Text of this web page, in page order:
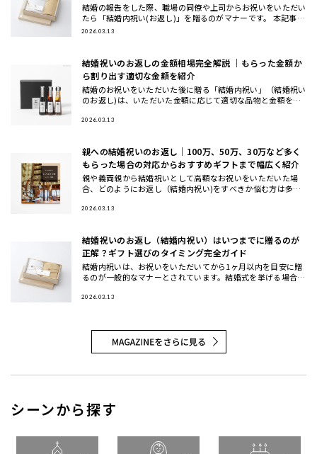
結婚の報告をした際、職場の同僚や上司からお祝いをいただい
たら「結婚内祝い(お返し)」を贈るのがマナーです。 本記事で
は、職場への結婚祝いに対するお返しについて基本的なマナー
2026.03.13
結婚祝いのお返しの金額相場完全解説 ｜もらった金額か
ら割り出す適切な金額を紹介
結婚のお祝いをいただいた後に贈る「結婚内祝い」（結婚祝い
のお返し)は、いただいた金額に応じて適切な品物と金額を選
場をわか
2026.03.13
親への結婚祝いのお返し｜100万、50万、30万など多く
もらった場合の対応からおすすめギフトまで幅広く紹介
親や義両親から結婚祝いとして高額なお祝いをいただいた場
合、どのようにお返し（結婚内祝い)をすべきか悩む方は多い
ーから、100
2026.03.13
結婚祝いのお返し（結婚内祝い）はいつまでに贈るのが
正解？ギフト選びのタイミング完全ガイド
結婚内祝いは、お祝いをいただいてから1ヶ月以内を目安に贈
るのが一般的なマナーとされています。結婚式を挙げる場合は
ら1ヶ月以内
2026.03.13
シーンから探す